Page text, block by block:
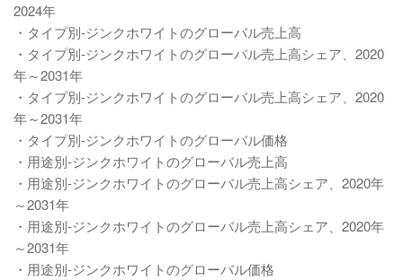
2024年
・タイプ別-ジンクホワイトのグローバル売上高
・タイプ別-ジンクホワイトのグローバル売上高シェア、2020
年～2031年
・タイプ別-ジンクホワイトのグローバル売上高シェア、2020
年～2031年
・タイプ別-ジンクホワイトのグローバル価格
・用途別-ジンクホワイトのグローバル売上高
・用途別-ジンクホワイトのグローバル売上高シェア、2020年
～2031年
・用途別-ジンクホワイトのグローバル売上高シェア、2020年
～2031年
・用途別-ジンクホワイトのグローバル価格